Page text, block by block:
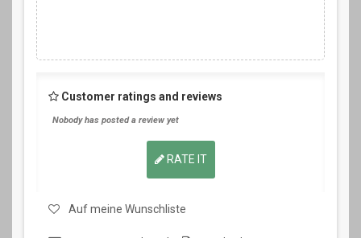
Customer ratings and reviews
Nobody has posted a review yet
RATE IT
Auf meine Wunschliste